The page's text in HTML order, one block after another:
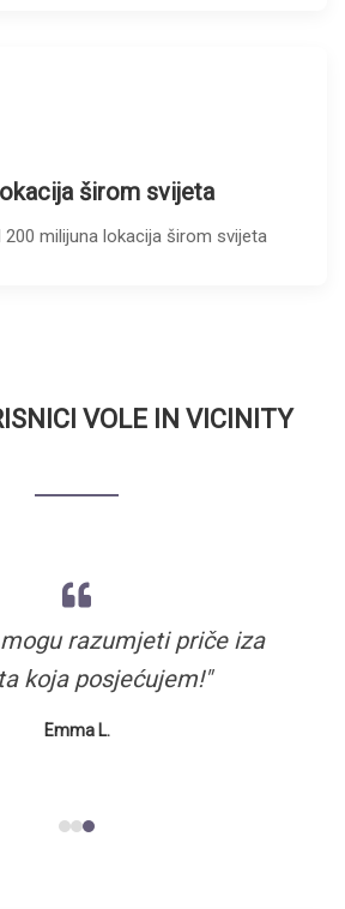
širom svijeta
200 milijuna lokacija širom svijeta
VOLE IN VICINITY
knowledgeable local friend
in every city!"
Sarah T.
sam svoje svakodnevno
u svakodnevno otkriće"
Michael R.
mogu razumjeti priče iza
koja posjećujem!"
Emma L.